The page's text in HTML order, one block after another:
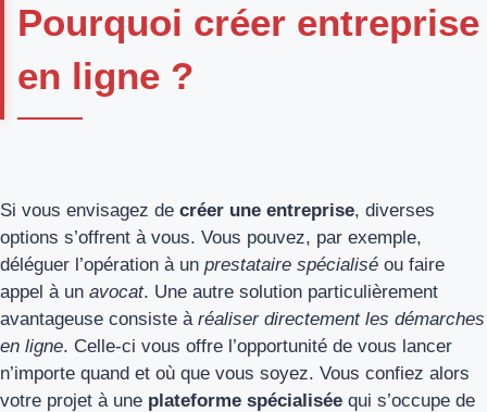
Pourquoi créer entreprise
en ligne ?
Si vous envisagez de créer une entreprise, diverses
options s’offrent à vous. Vous pouvez, par exemple,
déléguer l’opération à un prestataire spécialisé ou faire
appel à un avocat. Une autre solution particulièrement
avantageuse consiste à réaliser directement les démarches
en ligne. Celle-ci vous offre l’opportunité de vous lancer
n’importe quand et où que vous soyez. Vous confiez alors
votre projet à une plateforme spécialisée qui s’occupe de